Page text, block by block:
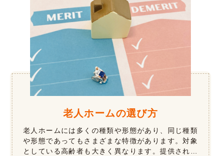
老人ホームの選び方
老人ホームには多くの種類や形態があり、同じ種類
や形態であってもさまざまな特徴があります。対象
としている高齢者も大きく異なります。提供される